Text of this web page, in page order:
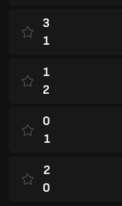
3
1
1
2
0
1
2
0